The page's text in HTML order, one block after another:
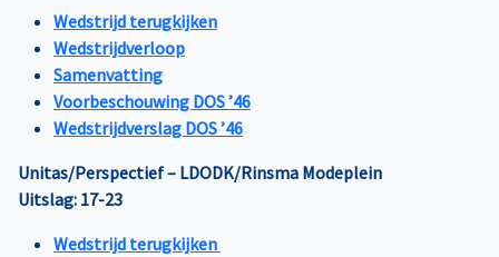
Wedstrijd terugkijken
Wedstrijdverloop
Samenvatting
Voorbeschouwing DOS ’46
Wedstrijdverslag DOS ’46
Unitas/Perspectief – LDODK/Rinsma Modeplein
Uitslag: 17-23
Wedstrijd terugkijken